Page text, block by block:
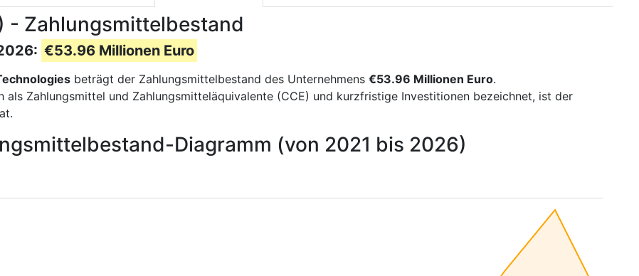
- Zahlungsmittelbestand
€53.96 Millionen Euro
beträgt der Zahlungsmittelbestand des Unternehmens €53.96 Millionen Euro.
als Zahlungsmittel und Zahlungsmitteläquivalente (CCE) und kurzfristige Investitionen bezeichnet, ist der
Diagramm (von 2021 bis 2026)